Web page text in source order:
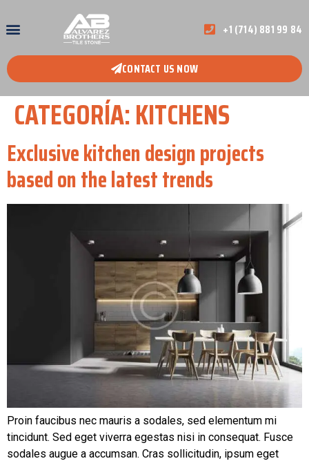
+1 (714) 881 99 84
CONTACT US NOW
CATEGORÍA:KITCHENS
Exclusive kitchen design projects
based on the latest trends
Proin faucibus nec mauris a sodales, sed elementum mi
tincidunt. Sed eget viverra egestas nisi in consequat. Fusce
sodales augue a accumsan. Cras sollicitudin, ipsum eget